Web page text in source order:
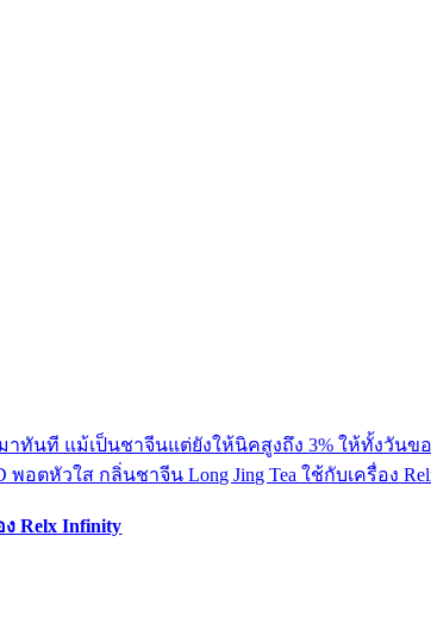
พอตหัวใส กลิ่นชาจีน Long Jing Tea ใช้กับเครื่อง
Relx Infinity